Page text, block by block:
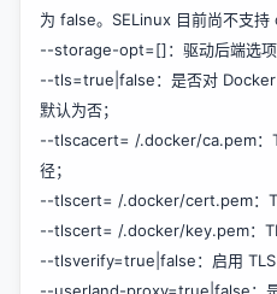
为 false。SELinux 目前尚不支
--storage-opt=[]：驱动后端选
--tls=true|false：是否对 Docker
默认为否；
--tlscacert= /.docker/ca.pem：
径；
--tlscert= /.docker/cert.pem：
--tlscert= /.docker/key.pem：
--tlsverify=true|false：启用
--userland-proxy=true|false：